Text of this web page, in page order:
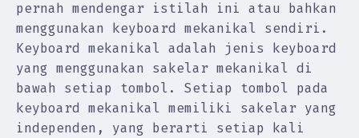
pernah mendengar istilah ini atau bahkan
menggunakan keyboard mekanikal sendiri.
Keyboard mekanikal adalah jenis keyboard
yang menggunakan sakelar mekanikal di
bawah setiap tombol. Setiap tombol pada
keyboard mekanikal memiliki sakelar yang
independen, yang berarti setiap kali